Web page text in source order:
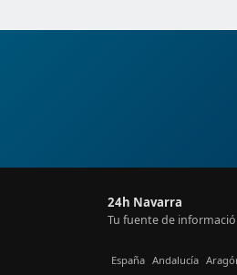
24h Navarra
Tu fuente de
España Andalucía